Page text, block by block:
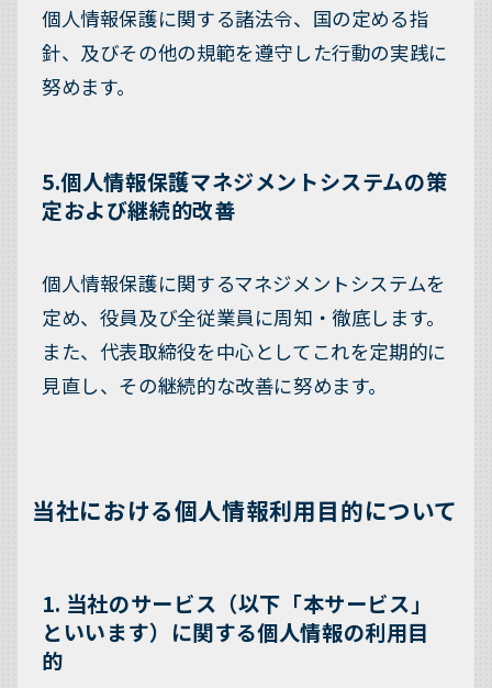
個人情報保護に関する諸法令、国の定める指
針、及びその他の規範を遵守した行動の実践に
努めます。
5.個人情報保護マネジメントシステムの策
定および継続的改善
個人情報保護に関するマネジメントシステムを
定め、役員及び全従業員に周知・徹底します。
また、代表取締役を中心としてこれを定期的に
見直し、その継続的な改善に努めます。
当社における個人情報利用目的について
1. 当社のサービス（以下「本サービス」
といいます）に関する個人情報の利用目
的